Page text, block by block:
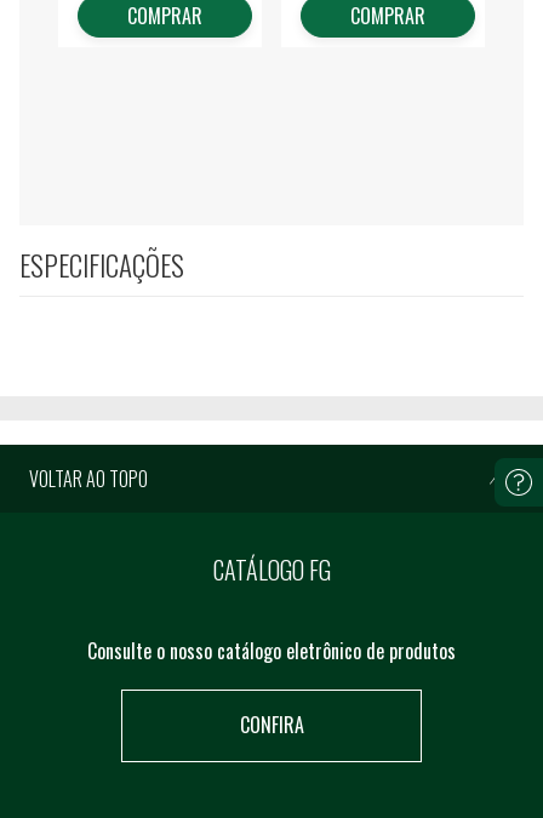
COMPRAR COMPRAR
ESPECIFICAÇÕES
VOLTAR AO TOPO
CATÁLOGO FG
Consulte o nosso catálogo eletrônico de produtos
CONFIRA